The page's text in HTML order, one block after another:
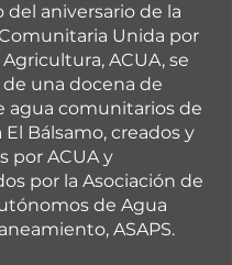
del aniversario de la
Unida por
ACUA, se
una docena de
agua comunitarios de
El Bálsamo, creados y
por ACUA y
por la Asociación de
de Agua
ASAPS.